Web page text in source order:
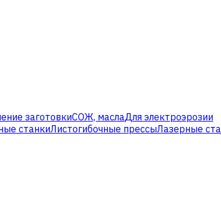
заготовкиСОЖ, маслаДля электроэрозии
станкиЛистогибочные прессыЛазерные